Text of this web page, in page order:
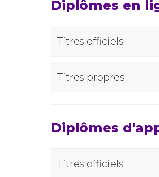
Diplômes en
Titres officiels
Titres propres
Diplômes
Titres officiels